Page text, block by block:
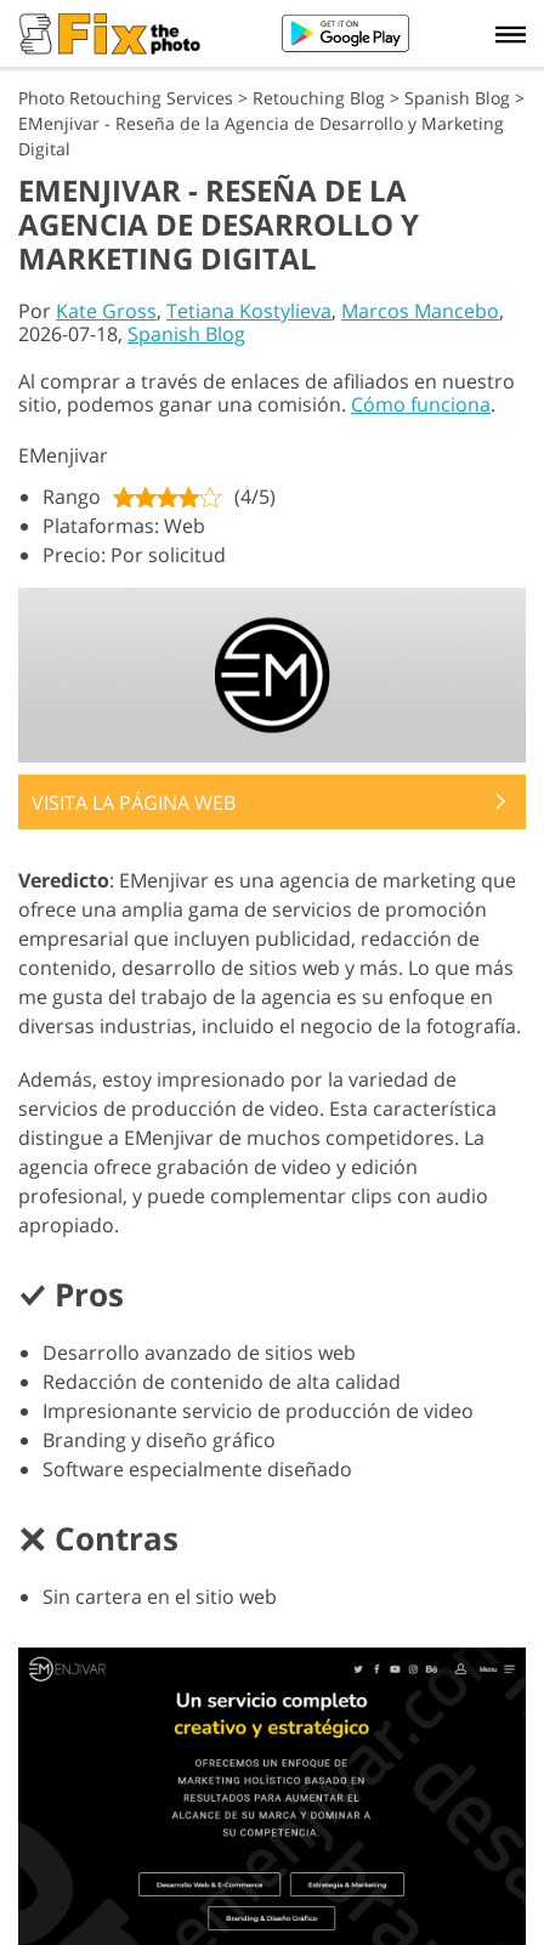
Photo Retouching Services > Retouching Blog > Spanish Blog >
EMenjivar - Reseña de la Agencia de Desarrollo y Marketing
Digital
EMENJIVAR - RESEÑA DE LA
AGENCIA DE DESARROLLO Y
MARKETING DIGITAL
Por Kate Gross, Tetiana Kostylieva, Marcos Mancebo,
2026-07-18, Spanish Blog
Al comprar a través de enlaces de afiliados en nuestro
sitio, podemos ganar una comisión. Cómo funciona.
EMenjivar
Rango
(4/5)
Plataformas: Web
Precio: Por solicitud
VISITA LA PÁGINA WEB
Veredicto: EMenjivar es una agencia de marketing que
ofrece una amplia gama de servicios de promoción
empresarial que incluyen publicidad, redacción de
contenido, desarrollo de sitios web y más. Lo que más
me gusta del trabajo de la agencia es su enfoque en
diversas industrias, incluido el negocio de la fotografía.
Además, estoy impresionado por la variedad de
servicios de producción de video. Esta característica
distingue a EMenjivar de muchos competidores. La
agencia ofrece grabación de video y edición
profesional, y puede complementar clips con audio
apropiado.
Pros
Desarrollo avanzado de sitios web
Redacción de contenido de alta calidad
Impresionante servicio de producción de video
Branding y diseño gráfico
Software especialmente diseñado
Contras
Sin cartera en el sitio web